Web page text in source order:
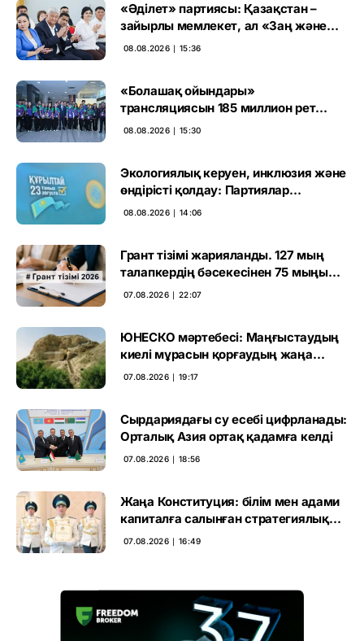
«Әділет» партиясы: Қазақстан –
зайырлы мемлекет, ал «Заң және
тәртіп» қағидаты баршаға міндетті
08.08.2026 ∣ 15:36
«Болашақ ойындары»
трансляциясын 185 миллион рет
көрген
08.08.2026 ∣ 15:30
Экологиялық керуен, инклюзия және
өндірісті қолдау: Партиялар
өңірлерде қандай мәселе көтерді
08.08.2026 ∣ 14:06
Грант тізімі жарияланды. 127 мың
талапкердің бәсекесінен 75 мыңы
өтті
07.08.2026 ∣ 22:07
ЮНЕСКО мәртебесі: Маңғыстаудың
киелі мұрасын қорғаудың жаңа
кезеңі басталды
07.08.2026 ∣ 19:17
Сырдариядағы су есебі цифрланады:
Орталық Азия ортақ қадамға келді
07.08.2026 ∣ 18:56
Жаңа Конституция: білім мен адами
капиталға салынған стратегиялық
негіз
07.08.2026 ∣ 16:49